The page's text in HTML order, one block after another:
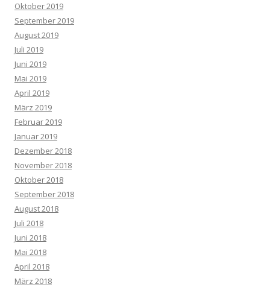
Oktober 2019
September 2019
August 2019
Juli 2019
Juni 2019
Mai 2019
April 2019
März 2019
Februar 2019
Januar 2019
Dezember 2018
November 2018
Oktober 2018
September 2018
August 2018
Juli 2018
Juni 2018
Mai 2018
April 2018
März 2018